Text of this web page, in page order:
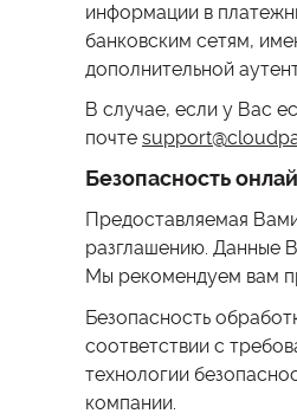
информации в
банковским сетям,
дополнительной
В случае, если у Вас
почте
Безопасность
Предоставляемая
разглашению. Данные
Мы рекомендуем вам
Безопасность
соответствии с
технологии
компании.